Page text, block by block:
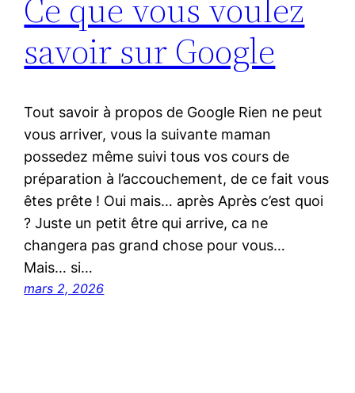
Ce que vous voulez
savoir sur Google
Tout savoir à propos de Google Rien ne peut
vous arriver, vous la suivante maman
possedez même suivi tous vos cours de
préparation à l’accouchement, de ce fait vous
êtes prête ! Oui mais… après Après c’est quoi
? Juste un petit être qui arrive, ca ne
changera pas grand chose pour vous…
Mais… si…
mars 2, 2026